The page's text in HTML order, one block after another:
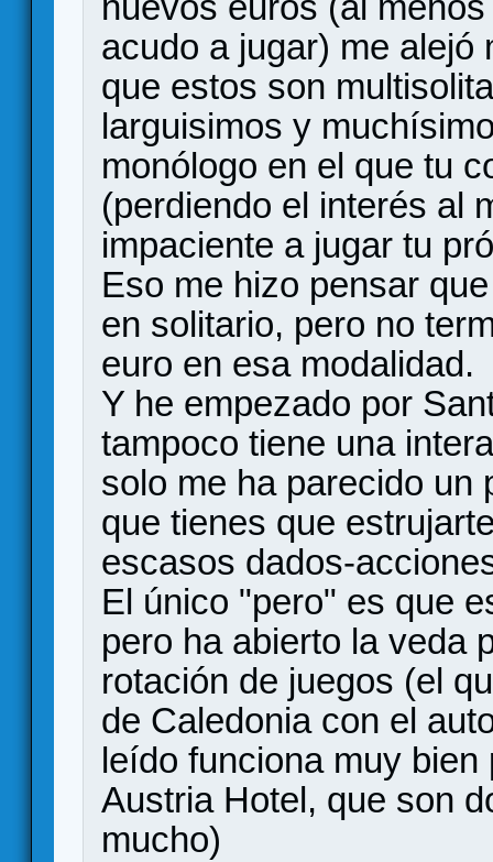
acudo a jugar) me alejó
que estos son
larguisimos y
monólogo en el que tu
(perdiendo el interés al
impaciente a jugar tu
Eso me hizo pensar
en solitario, pero no
euro en esa modalidad.
Y he empezado por
tampoco tiene una
solo me ha parecido un
que tienes que
escasos dados-
El único "pero" es que
pero ha abierto la veda
rotación de juegos (el
de Caledonia con el
leído funciona muy
Austria Hotel, que son
mucho)